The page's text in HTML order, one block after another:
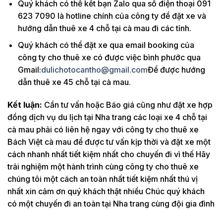
Quý khách có thể kết bạn Zalo qua số điện thoại 091
623 7090 là hotline chính của công ty để đặt xe và
hướng dẫn thuê xe 4 chỗ tại cà mau đi các tỉnh.
Quý khách có thể đặt xe qua email booking của
công ty cho thuê xe có được việc bình phước qua
Gmail:dulichotocantho@gmail.comĐể được hướng
dẫn thuê xe 45 chỗ tại cà mau.
Kết luận: Cần tư vấn hoặc Báo giá cũng như đặt xe hợp
đồng dịch vụ du lịch tại Nha trang các loại xe 4 chỗ tại
cà mau phải có liên hệ ngay với công ty cho thuê xe
Bách Việt cà mau để được tư vấn kịp thời và đặt xe một
cách nhanh nhất tiết kiệm nhất cho chuyến đi vì thế Hãy
trải nghiệm một hành trình cùng công ty cho thuê xe
chúng tôi một cách an toàn nhất tiết kiệm nhất thú vị
nhất xin cảm ơn quý khách thật nhiều Chúc quý khách
có một chuyến đi an toàn tại Nha trang cùng đội gia đình